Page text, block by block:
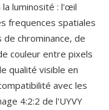
luminosité : l'œil
frequences spatiales
chrominance, de
couleur entre pixels
qualité visible en
avec les
4:2:2 de l'UYVY